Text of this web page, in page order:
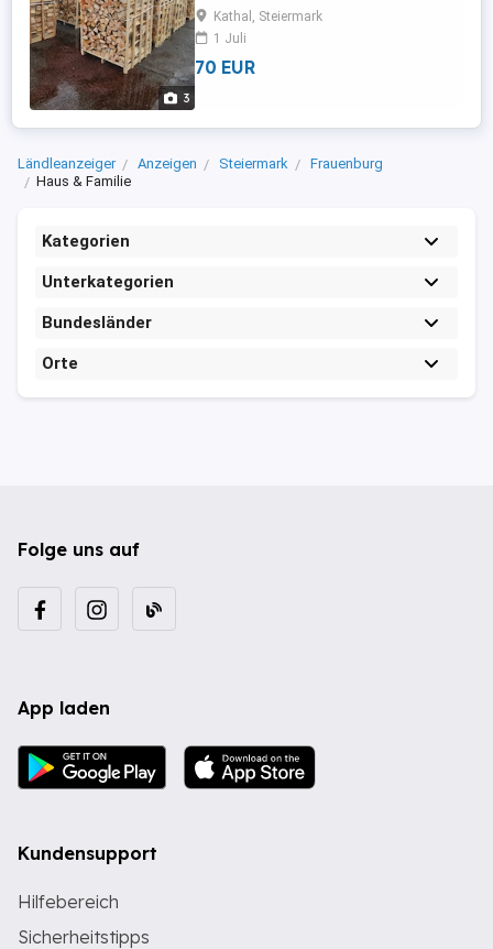
3
cm, 45 cm, 50 cm, 55 cm, 1 m und 2 m (Eiche,
Buche, Esche, Ahorn, Charme, Tanne) 65 RM im
1 M - 2 M 70 RM 55cm 50 cm - 45cm - 40 cm 33
cm - 25 cm - Palette 100x100x180cm - Palette
Kathal, Steiermark
1 Juli
70 EUR
Ländleanzeiger Anzeigen Steiermark
Frauenburg
Haus & Familie
Kategorien
Unterkategorien
Bundesländer
Orte
Folge uns auf
App laden
Kundensupport
Hilfebereich
Sicherheitstipps